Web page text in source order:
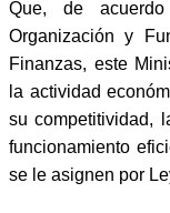
Que, de
Organización y
Finanzas, este
la actividad
su competitividad,
funcionamiento
se le asignen por